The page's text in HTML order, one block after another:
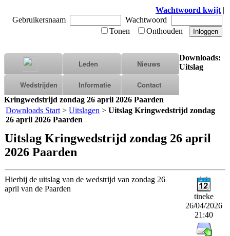
Wachtwoord kwijt |
Gebruikersnaam
Wachtwoord
Tonen
Onthouden
Leden Nieuws
Wedstrijden Informatie Contact
Downloads:
Uitslag
Kringwedstrijd zondag 26 april 2026 Paarden
Downloads Start > Uitslagen > Uitslag Kringwedstrijd zondag
26 april 2026 Paarden
Uitslag Kringwedstrijd zondag 26 april
2026 Paarden
Hierbij de uitslag van de wedstrijd van zondag 26
april van de Paarden
tineke
26/04/2026
21:40